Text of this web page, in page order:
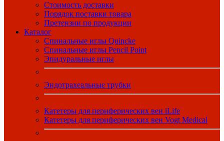
Стоимость доставки
Порядок поставки товара
Претензии по продукции
Каталог
Спинальные иглы Quincke
Спинальные иглы Pencil Point
Эпидуральные иглы
Эндотрахеальные трубки
Катетеры для периферических вен iLife
Катетеры для периферических вен Vogt Medical